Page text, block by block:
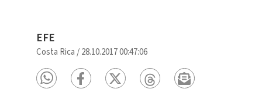
EFE
Costa Rica /28.10.2017 00:47:06